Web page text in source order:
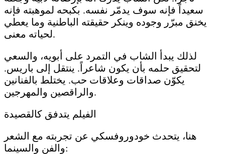
سعيداً فإنه سوف يدمّر نفسه. بكبحه لموهبته فإنه
يخنق مبرّر وجوده وينكر حقيقته الباطنية وما يعطي
لحياته معنى.
لذلك يبدأ الشاب في التمرد على أبويه، والسعي
لتحقيق حلمه بأن يكون شاعراً. ينتقل إلى باريس.
يكوّن صداقات وعلاقات حب. يختلط بالفنانين
والراقصين والمهرجين.
الفيلم يتدفق كالقصيدة
هنا، يتحدث خودوروفسكي عن تجربته مع الشعر
والفن والسينما: